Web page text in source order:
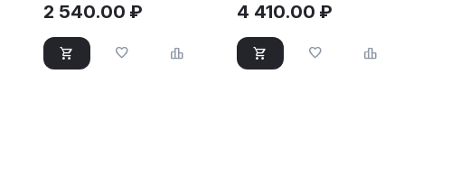
2 540.00 ₽ 4 410.00 ₽